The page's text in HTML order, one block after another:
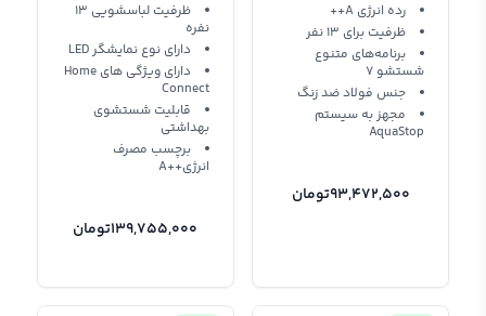
رده انرژی A++
ظرفیت برای 13 نفر
برنامه‌های متنوع
شستشو 7
جنس فولاد ضد زنگ
مجهز به سیستم
AquaStop
93,472,500تومان
ظرفیت لباسشویی 13
نفره
دارای نوع نمایشگر LED
دارای ویژگی های Home
Connect
قابلیت شستشوی
بهداشتی
برچسب مصرف
انرژی++A
139,755,000تومان